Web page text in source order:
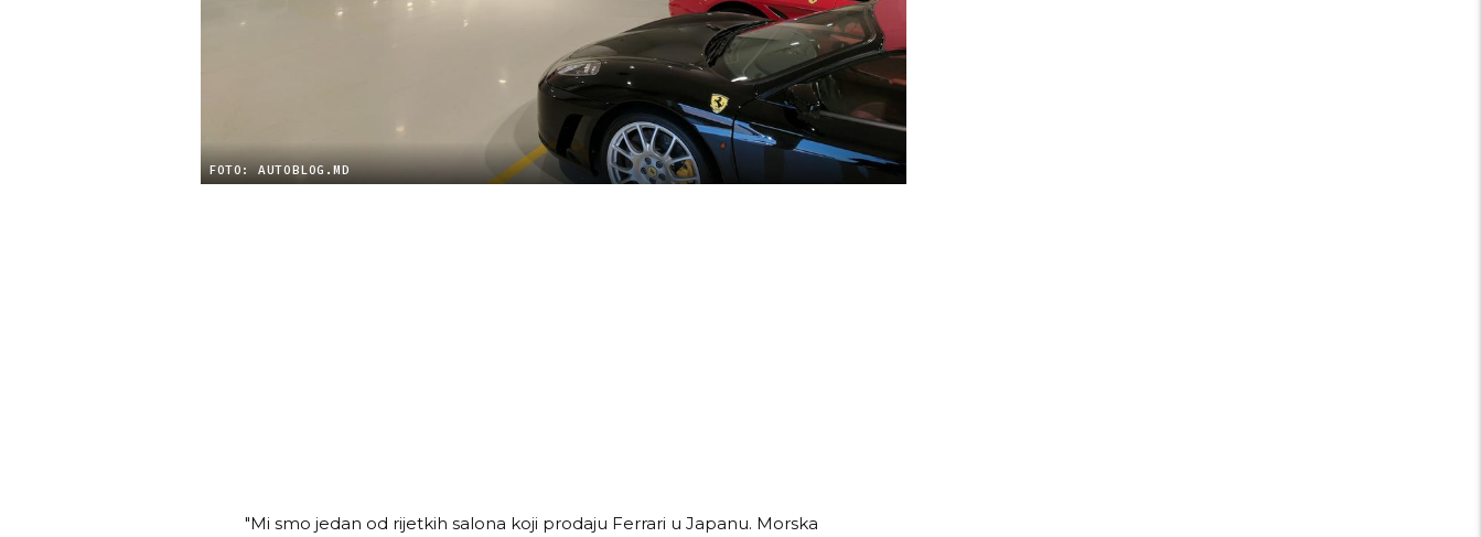
FOTO: AUTOBLOG.MD
"Mi smo jedan od rijetkih salona koji prodaju Ferrari u Japanu. Morska